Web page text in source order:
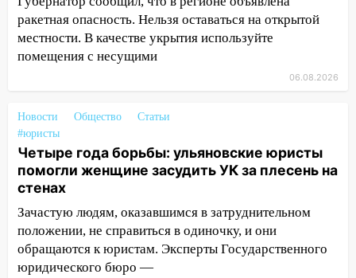
более 4,6 миллиона рублей: перед
судом предстанет банда
автоподставщиков
В Инзе произошел крупный пожар
мужчины, которого необоснованно
обвиняли в жестоком обращении с
животными
12:28
Миллион на «льготниках»: в
провернул хитрую схему с чужими
проездными
12:10 Ульяновский алиментщик накопил
ракетная опасность. Нельзя оставаться на открытой
местности. В качестве укрытия используйте
помещения с несущими
06.08.2026
Новости Общество
Статьи
#юристы
Четыре года борьбы: ульяновские юристы
помогли женщине засудить УК за плесень на
стенах
Зачастую людям, оказавшимся в затруднительном
положении, не справиться в одиночку, и они
обращаются к юристам. Эксперты Государственного
юридического бюро —